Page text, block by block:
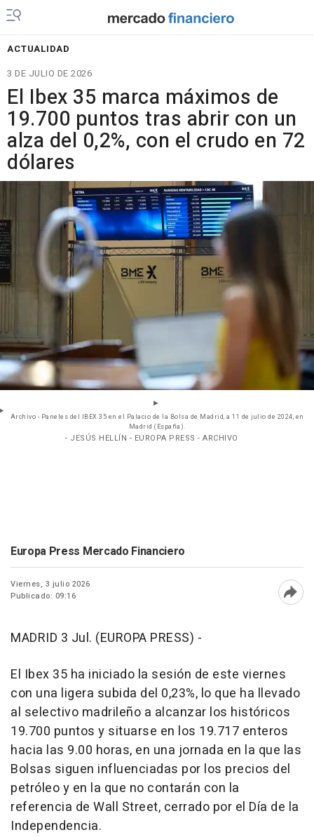
ACTUALIDAD
3 DE JULIO DE 2026
El Ibex 35 marca máximos de
19.700 puntos tras abrir con un
alza del 0,2%, con el crudo en 72
dólares
Archivo - Paneles del IBEX 35 en el Palacio de la Bolsa de Madrid, a 11 de julio de 2024, en
Madrid (España).
- JESÚS HELLÍN - EUROPA PRESS - ARCHIVO
Europa Press Mercado Financiero
Viernes, 3 julio 2026
Publicado: 09:16
MADRID 3 Jul. (EUROPA PRESS) -
El Ibex 35 ha iniciado la sesión de este viernes
con una ligera subida del 0,23%, lo que ha llevado
al selectivo madrileño a alcanzar los históricos
19.700 puntos y situarse en los 19.717 enteros
hacia las 9.00 horas, en una jornada en la que las
Bolsas siguen influenciadas por los precios del
petróleo y en la que no contarán con la
referencia de Wall Street, cerrado por el Día de la
Independencia.